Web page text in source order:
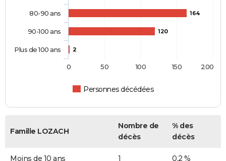
164
120
2
Personnes décédées
80-90 ans
90-100 ans
Plus de 100 ans
0 50 100 150 200
Famille LOZACH
Nombre de
décès
% des
décès
Moins de 10 ans 1 0,2 %